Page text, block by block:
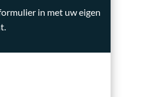
in met uw eigen